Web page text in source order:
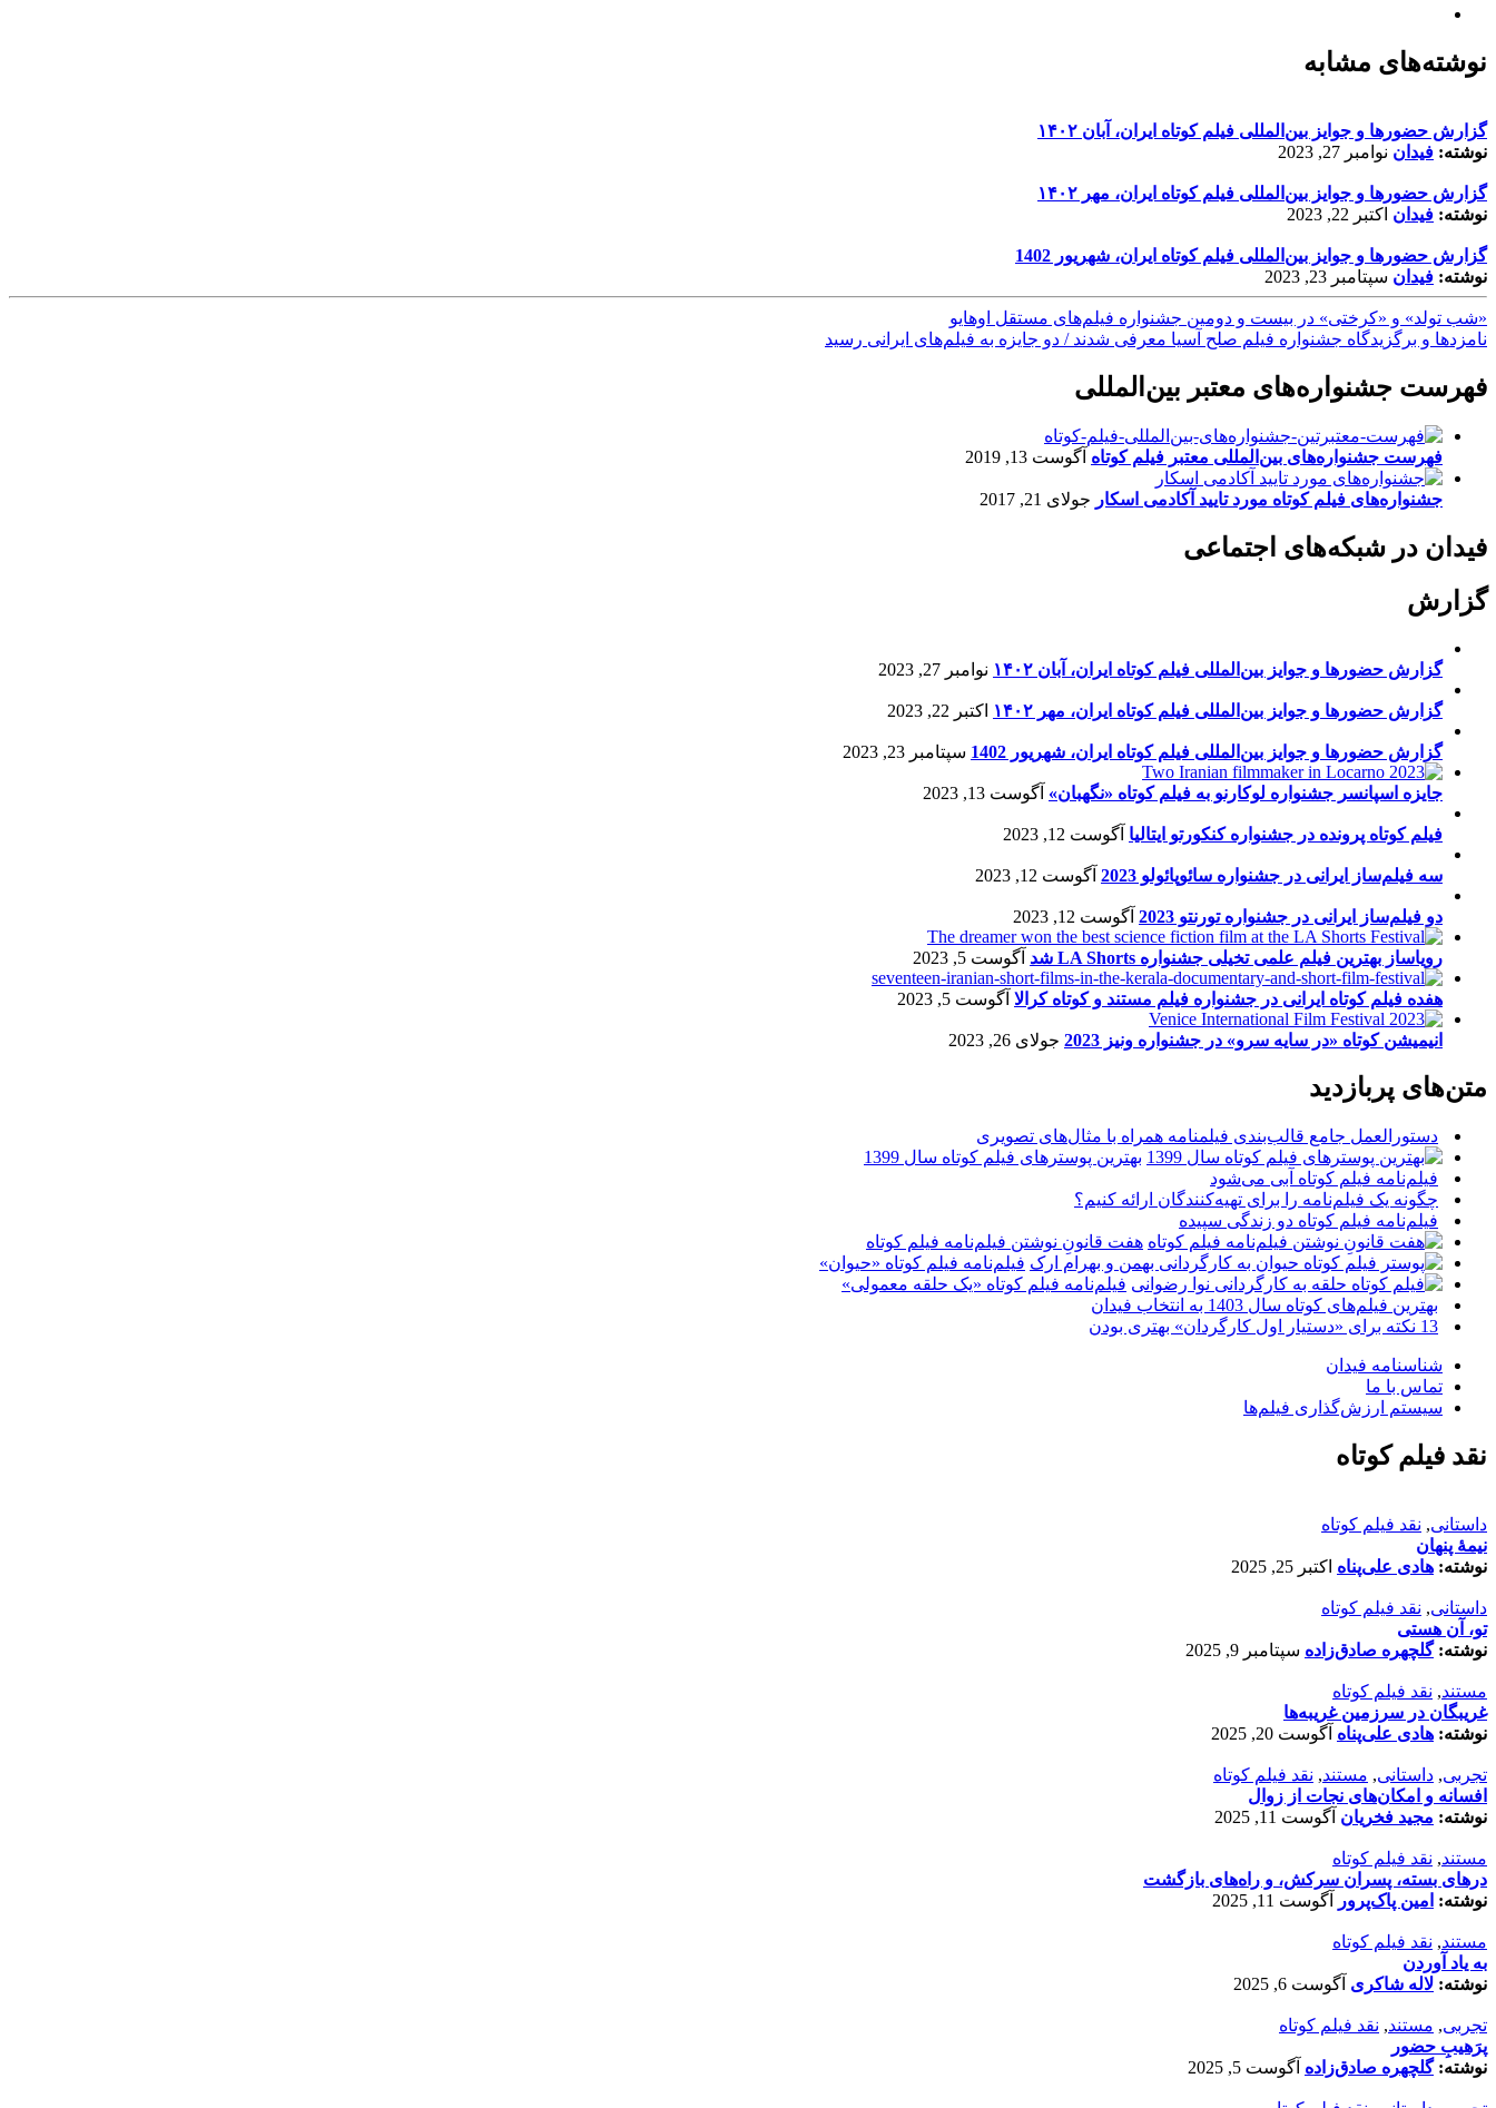
نوشته‌های مشابه
گزارش حضورها و جوایز بین‌المللی فیلم کوتاه ایران، آبان ۱۴۰۲
نوشته: فیدان نوامبر 27, 2023
گزارش حضورها و جوایز بین‌المللی فیلم کوتاه ایران، مهر ۱۴۰۲
نوشته: فیدان اکتبر 22, 2023
گزارش حضورها و جوایز بین‌المللی فیلم کوتاه ایران، شهریور 1402
نوشته: فیدان سپتامبر 23, 2023
«شب تولد» و «کرختی» در بیست و دومین جشنواره فیلم‌های مستقل اوهایو
نامزدها و برگزیدگاه جشنواره فیلم صلح آسیا معرفی شدند / دو جایزه به فیلم‌های ایرانی رسید
فهرست جشنواره‌های معتبر بین‌المللی
فهرست جشنواره‌های بین‌المللی معتبر فیلم کوتاه آگوست 13, 2019
جشنواره‌های فیلم کوتاه مورد تایید آکادمی اسکار جولای 21, 2017
فیدان در شبکه‌های اجتماعی
گزارش
گزارش حضورها و جوایز بین‌المللی فیلم کوتاه ایران، آبان ۱۴۰۲ نوامبر 27, 2023
گزارش حضورها و جوایز بین‌المللی فیلم کوتاه ایران، مهر ۱۴۰۲ اکتبر 22, 2023
گزارش حضورها و جوایز بین‌المللی فیلم کوتاه ایران، شهریور 1402 سپتامبر 23, 2023
جایزه اسپانسر جشنواره لوکارنو به فیلم کوتاه «نگهبان» آگوست 13, 2023
فیلم کوتاه پرونده در جشنواره کنکورتو ایتالیا آگوست 12, 2023
سه فیلم‌ساز ایرانی در جشنواره سائوپائولو 2023 آگوست 12, 2023
دو فیلم‌ساز ایرانی در جشنواره تورنتو 2023 آگوست 12, 2023
رویاساز بهترین فیلم علمی تخیلی جشنواره LA Shorts شد آگوست 5, 2023
هفده فیلم کوتاه ایرانی در جشنواره فیلم مستند و کوتاه کرالا آگوست 5, 2023
انیمیشن کوتاه «در سایه سرو» در جشنواره ونیز 2023 جولای 26, 2023
متن‌های پربازدید
دستورالعمل جامع قالب‌بندی فیلمنامه همراه با مثال‌های تصویری
بهترین پوسترهای فیلم کوتاه سال 1399
فیلم‌نامه فیلم کوتاه آبی می‌شود
چگونه یک فیلم‌نامه را برای تهیه‌کنندگان ارائه کنیم؟
فیلم‌نامه فیلم کوتاه دو زندگی سپیده
هفت قانونِ نوشتن فیلم‌نامه فیلم کوتاه
فیلم‌نامه فیلم کوتاه «حیوان»
فیلم‌نامه فیلم کوتاه «یک حلقه معمولی»
بهترین فیلم‌های کوتاه سال 1403 به انتخاب فیدان
13 نکته برای «دستیار اول کارگردان» بهتری بودن
شناسنامه فیدان
تماس با ما
سیستم ارزش‌گذاری فیلم‌ها
نقد فیلم کوتاه
داستانی, نقد فیلم کوتاه
نیمۀ پنهان
نوشته: هادی علی‌پناه اکتبر 25, 2025
داستانی, نقد فیلم کوتاه
تو، آن هستی
نوشته:گلچهره صادق‌زاده سپتامبر 9, 2025
مستند, نقد فیلم کوتاه
غریبگان در سرزمین غریبه‌ها
نوشته: هادی علی‌پناه آگوست 20, 2025
تجربی, داستانی, مستند, نقد فیلم کوتاه
افسانه‌ و امکان‌های نجات از زوال
نوشته: مجید فخریان آگوست 11, 2025
مستند, نقد فیلم کوتاه
درهای بسته، پسران سرکش، و راه‌های بازگشت
نوشته: امین پاک‌پرور آگوست 11, 2025
مستند, نقد فیلم کوتاه
به یاد آوردن
نوشته: لاله شاکری آگوست 6, 2025
تجربی, مستند, نقد فیلم کوتاه
پرَهیب‌ِ حضور
نوشته:گلچهره صادق‌زاده آگوست 5, 2025